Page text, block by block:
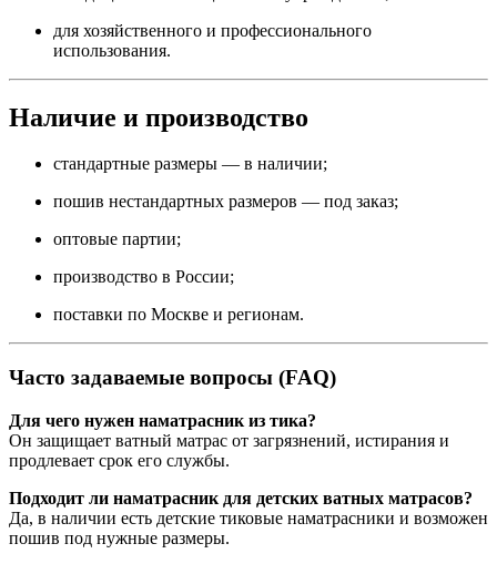
для хозяйственного и профессионального
использования.
Наличие и производство
стандартные размеры — в наличии;
пошив нестандартных размеров — под заказ;
оптовые партии;
производство в России;
поставки по Москве и регионам.
Часто задаваемые вопросы (FAQ)
Для чего нужен наматрасник из тика?
Он защищает ватный матрас от загрязнений, истирания и
продлевает срок его службы.
Подходит ли наматрасник для детских ватных матрасов?
Да, в наличии есть детские тиковые наматрасники и возможен
пошив под нужные размеры.